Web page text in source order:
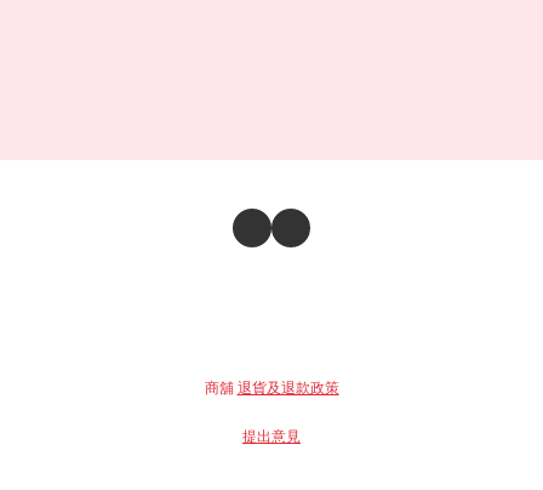
商舖 退貨及退款政策
提出意見